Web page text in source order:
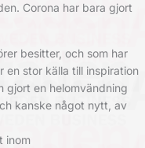
Corona har bara gjort
besitter, och som har
en stor källa till inspiration
gjort en helomvändning
kanske något nytt, av
inom